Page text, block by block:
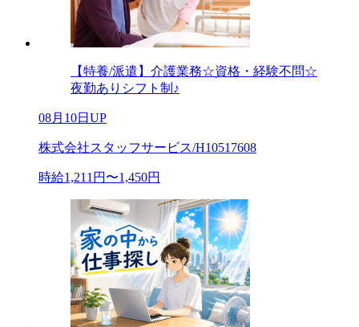
【特養/派遣】介護業務☆資格・経験不問☆
夜勤ありシフト制♪
08月10日UP
株式会社スタッフサービス/H10517608
時給1,211円〜1,450円